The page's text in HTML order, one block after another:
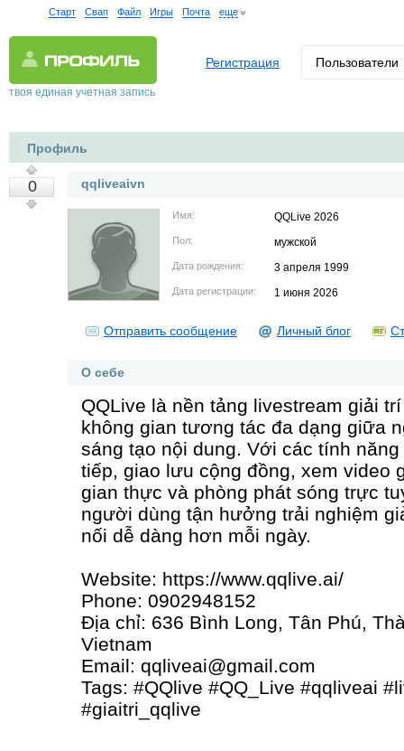
Старт Свап Файл Игры Почта еще
твоя единая учетная запись
Регистрация Пользователи
Профиль
0 qqliveaivn
Имя: QQLive 2026
Пол: мужской
Дата рождения: 3 апреля 1999
Дата регистрации: 1 июня 2026
Отправить сообщение Личный блог
О себе
QQLive là nền tảng livestream giải
không gian tương tác đa dạng giữa
sáng tạo nội dung. Với các tính
tiếp, giao lưu cộng đồng, xem video
gian thực và phòng phát sóng trực
người dùng tận hưởng trải nghiệm
nối dễ dàng hơn mỗi ngày.
Website: https://www.qqlive.ai/
Phone: 0902948152
Địa chỉ: 636 Bình Long, Tân Phú,
Vietnam
Email: qqliveai@gmail.com
Tags: #QQlive #QQ_Live #qqliveai
#giaitri_qqlive